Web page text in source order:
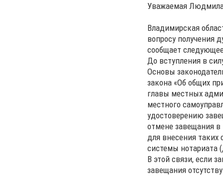
Уважаемая
Владимирская
вопросу получения
сообщает
До вступления в
Основы
закона «Об общих
главы местных
местного
удостоверению
отмене завещания в
для внесения
системы нотариата
В этой связи, если
завещания